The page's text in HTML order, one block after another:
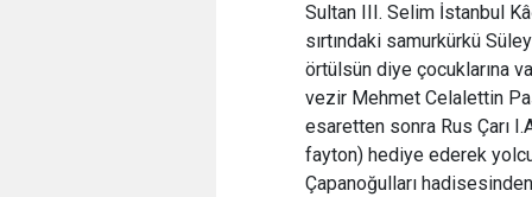
Sultan III. Selim İstanbul
sırtındaki samurkürkü
örtülsün diye çocuklarına
vezir Mehmet Celalettin
esaretten sonra Rus Çarı
fayton) hediye ederek
Çapanoğulları